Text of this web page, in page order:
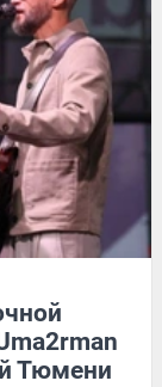
Тюмени